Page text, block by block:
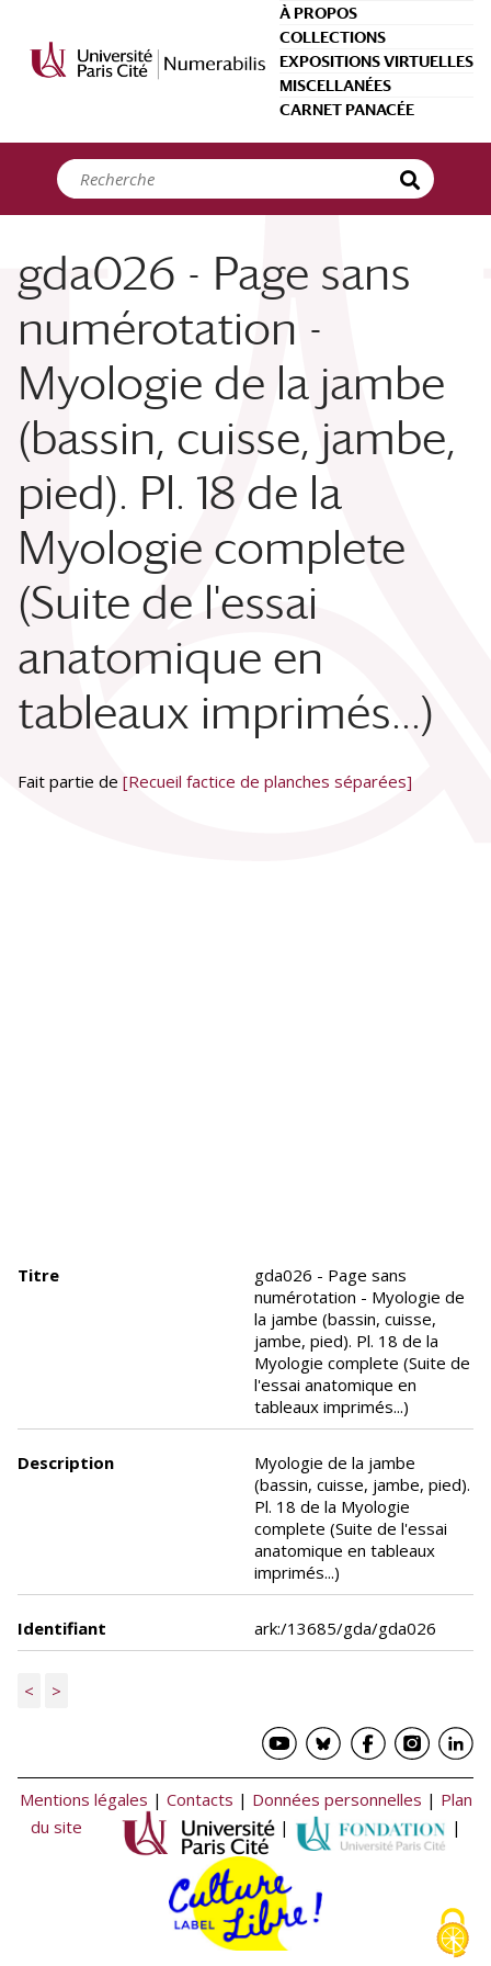
À PROPOS
COLLECTIONS
EXPOSITIONS VIRTUELLES
MISCELLANÉES
CARNET PANACÉE
gda026 - Page sans
numérotation -
Myologie de la jambe
(bassin, cuisse, jambe,
pied). Pl. 18 de la
Myologie complete
(Suite de l'essai
anatomique en
tableaux imprimés...)
Fait partie de [Recueil factice de planches séparées]
Titre
gda026 - Page sans
numérotation - Myologie de
la jambe (bassin, cuisse,
jambe, pied). Pl. 18 de la
Myologie complete (Suite de
l'essai anatomique en
tableaux imprimés...)
Description
Myologie de la jambe
(bassin, cuisse, jambe, pied).
Pl. 18 de la Myologie
complete (Suite de l'essai
anatomique en tableaux
imprimés...)
Identifiant ark:/13685/gda/gda026
< >
Mentions légales | Contacts | Données personnelles | Plan
du site
| |